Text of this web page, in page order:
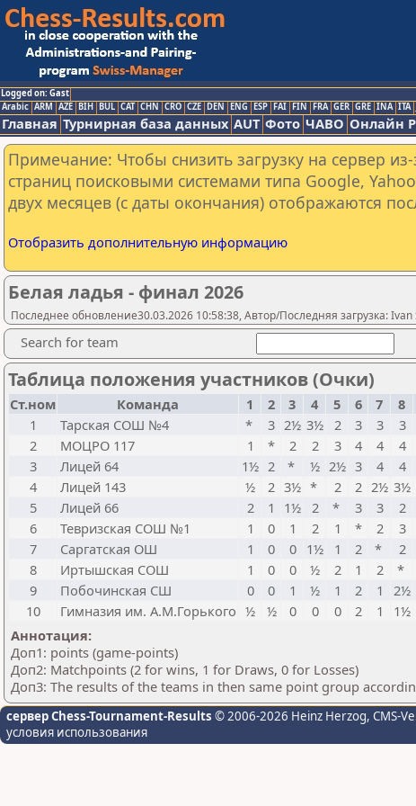
Logged on: Gast
Arabic ARM AZE BIH BUL CAT CHN CRO CZE DEN ENG ESP FAI FIN FRA GER GRE INA ITA
Главная Турнирная база данных AUT Фото ЧАВО Онлайн
Примечание: Чтобы снизить загрузку на сервер
страниц поисковыми системами типа Google,
двух месяцев (с даты окончания) отображаются
Отобразить дополнительную информацию
Белая ладья - финал 2026
Последнее обновление30.03.2026 10:58:38, Автор/Последняя загрузка: Ivan
Search for team
Таблица положения участников (Очки)
Ст.ном Команда 1 2 3 4 5 6 7 8
1
Тарская СОШ №4 * 3 2½ 3½ 2 3 3 3
2
МОЦРО 117 1 * 2 2 3 4 4 4
3
Лицей 64 1½ 2 * ½ 2½ 3 4 4
4
Лицей 143 ½ 2 3½ * 2 2 2½ 3½
5
Лицей 66 2 1 1½ 2 * 3 3 2
6
Тевризская СОШ №1 1 0 1 2 1 * 2 3
7
Саргатская ОШ 1 0 0 1½ 1 2 * 2
8
Иртышская СОШ 1 0 0 ½ 2 1 2 *
9
Побочинская СШ 0 0 1 ½ 1 2 1 2½
10
Гимназия им. А.М.Горького ½ ½ 0 0 0 2 1 1½
Аннотация:
Доп1: points (game-points)
Доп2: Matchpoints (2 for wins, 1 for Draws, 0 for Losses)
Доп3: The results of the teams in then same point group
сервер Chess-Tournament-Results © 2006-2026 Heinz Herzog, CMS-
условия использования